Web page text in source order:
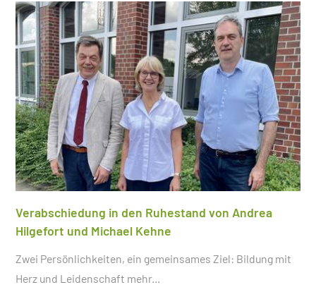
Verabschiedung in den Ruhestand von Andrea
Hilgefort und Michael Kehne
Zwei Persönlichkeiten, ein gemeinsames Ziel: Bildung mit
Herz und Leidenschaft mehr...